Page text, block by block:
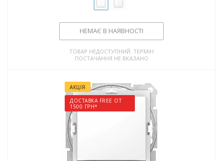
НЕМАЄ В НАЯВНОСТІ
ТОВАР НЕДОСТУПНИЙ. ТЕРМІН
ПОСТАЧАННЯ НЕ ВКАЗАНО
АКЦІЯ
ДОСТАВКА FREE ОТ
1500 ГРН*